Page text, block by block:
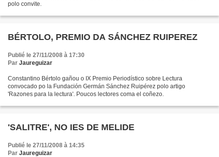
polo convite.
BÉRTOLO, PREMIO DA SÁNCHEZ RUIPEREZ
Publié le 27/11/2008 à 17:30
Par Jaureguizar
Constantino Bértolo gañou o IX Premio Periodístico sobre Lectura
convocado po la Fundación Germán Sánchez Ruipérez polo artigo
'Razones para la lectura'. Poucos lectores coma el coñezo.
'SALITRE', NO IES DE MELIDE
Publié le 27/11/2008 à 14:35
Par Jaureguizar